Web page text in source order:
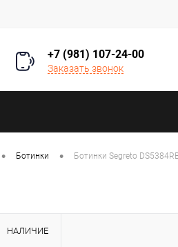
+7 (981) 107-24-00
Заказать звонок
• Ботинки • Ботинки Segreto
НАЛИЧИЕ